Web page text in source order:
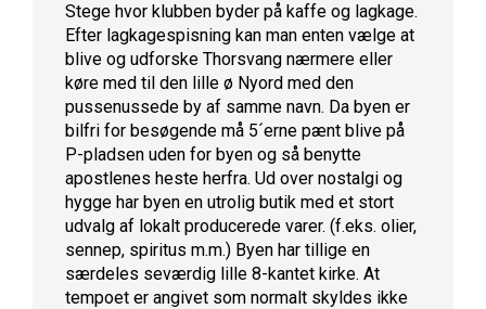
Stege hvor klubben byder på kaffe og lagkage.
Efter lagkagespisning kan man enten vælge at
blive og udforske Thorsvang nærmere eller
køre med til den lille ø Nyord med den
pussenussede by af samme navn. Da byen er
bilfri for besøgende må 5´erne pænt blive på
P-pladsen uden for byen og så benytte
apostlenes heste herfra. Ud over nostalgi og
hygge har byen en utrolig butik med et stort
udvalg af lokalt producerede varer. (f.eks. olier,
sennep, spiritus m.m.) Byen har tillige en
særdeles seværdig lille 8-kantet kirke. At
tempoet er angivet som normalt skyldes ikke